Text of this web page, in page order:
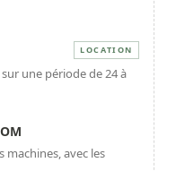
LOCATION
une période de 24 à
machines, avec les